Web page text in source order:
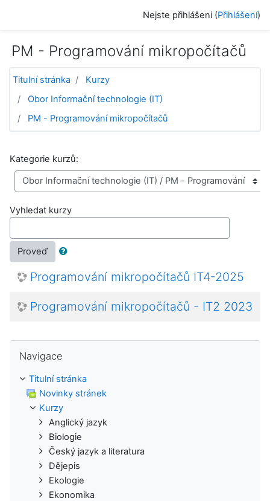
Nejste přihlášeni (Přihlášení)
PM - Programování mikropočítačů
Titulní stránka
Kurzy
Obor Informační technologie (IT)
PM - Programování mikropočítačů
Kategorie kurzů:
Vyhledat kurzy
Proveď
Programování mikropočítačů IT4-2025
Programování mikropočítačů - IT2 2023
Navigace
Titulní stránka
Novinky stránek
Kurzy
Anglický jazyk
Biologie
Český jazyk a literatura
Dějepis
Ekologie
Ekonomika